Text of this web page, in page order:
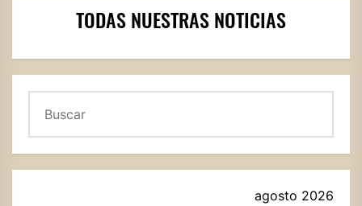
TODAS NUESTRAS NOTICIAS
agosto 2026